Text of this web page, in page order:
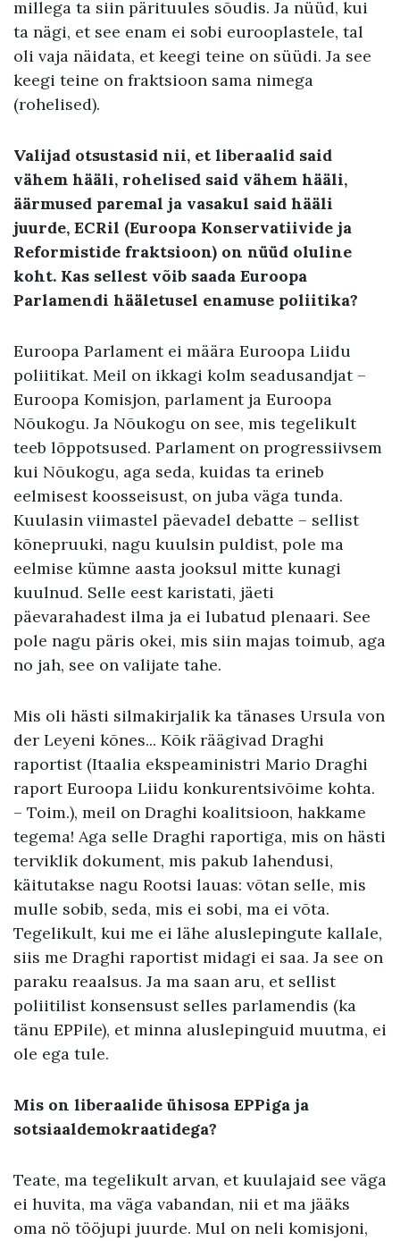
millega ta siin pärituules sõudis. Ja nüüd, kui
ta nägi, et see enam ei sobi eurooplastele, tal
oli vaja näidata, et keegi teine on süüdi. Ja see
keegi teine on fraktsioon sama nimega
(rohelised).
Valijad otsustasid nii, et liberaalid said
vähem hääli, rohelised said vähem hääli,
äärmused paremal ja vasakul said hääli
juurde, ECRil (Euroopa Konservatiivide ja
Reformistide fraktsioon) on nüüd oluline
koht. Kas sellest võib saada Euroopa
Parlamendi hääletusel enamuse poliitika?
Euroopa Parlament ei määra Euroopa Liidu
poliitikat. Meil on ikkagi kolm seadusandjat –
Euroopa Komisjon, parlament ja Euroopa
Nõukogu. Ja Nõukogu on see, mis tegelikult
teeb lõppotsused. Parlament on progressiivsem
kui Nõukogu, aga seda, kuidas ta erineb
eelmisest koosseisust, on juba väga tunda.
Kuulasin viimastel päevadel debatte – sellist
kõnepruuki, nagu kuulsin puldist, pole ma
eelmise kümne aasta jooksul mitte kunagi
kuulnud. Selle eest karistati, jäeti
päevarahadest ilma ja ei lubatud plenaari. See
pole nagu päris okei, mis siin majas toimub, aga
no jah, see on valijate tahe.
Mis oli hästi silmakirjalik ka tänases Ursula von
der Leyeni kõnes... Kõik räägivad Draghi
raportist (Itaalia ekspeaministri Mario Draghi
raport Euroopa Liidu konkurentsivõime kohta.
– Toim.), meil on Draghi koalitsioon, hakkame
tegema! Aga selle Draghi raportiga, mis on hästi
terviklik dokument, mis pakub lahendusi,
käitutakse nagu Rootsi lauas: võtan selle, mis
mulle sobib, seda, mis ei sobi, ma ei võta.
Tegelikult, kui me ei lähe aluslepingute kallale,
siis me Draghi raportist midagi ei saa. Ja see on
paraku reaalsus. Ja ma saan aru, et sellist
poliitilist konsensust selles parlamendis (ka
tänu EPPile), et minna aluslepinguid muutma, ei
ole ega tule.
Mis on liberaalide ühisosa EPPiga ja
sotsiaaldemokraatidega?
Teate, ma tegelikult arvan, et kuulajaid see väga
ei huvita, ma väga vabandan, nii et ma jääks
oma nö tööjupi juurde. Mul on neli komisjoni,